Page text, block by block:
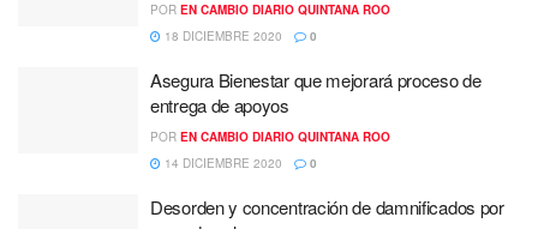
POR EN CAMBIO DIARIO QUINTANA ROO
18 DICIEMBRE 2020
0
Asegura Bienestar que mejorará proceso de
entrega de apoyos
POR EN CAMBIO DIARIO QUINTANA ROO
14 DICIEMBRE 2020
0
Desorden y concentración de damnificados por